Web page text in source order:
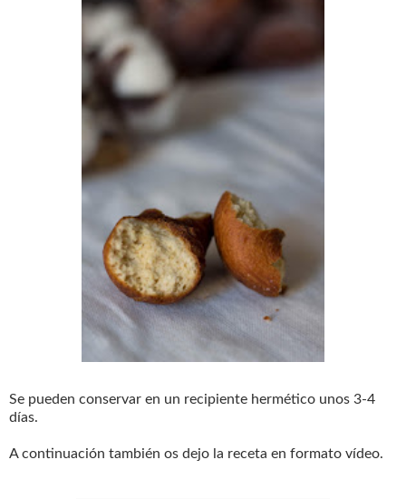
Se pueden conservar en un recipiente hermético unos 3-4
días.
A continuación también os dejo la receta en formato vídeo.